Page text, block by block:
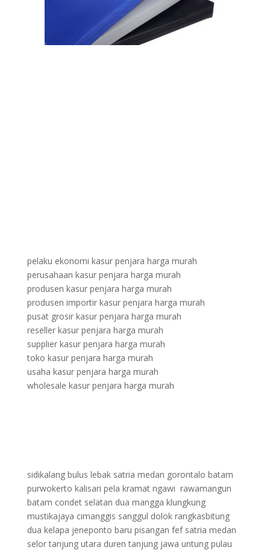
pelaku ekonomi kasur penjara harga murah
perusahaan kasur penjara harga murah
produsen kasur penjara harga murah
produsen importir kasur penjara harga murah
pusat grosir kasur penjara harga murah
reseller kasur penjara harga murah
supplier kasur penjara harga murah
toko kasur penjara harga murah
usaha kasur penjara harga murah
wholesale kasur penjara harga murah
sidikalang bulus lebak satria medan gorontalo batam
purwokerto kalisari pela kramat ngawi rawamangun
batam condet selatan dua mangga klungkung
mustikajaya cimanggis sanggul dolok rangkasbitung
dua kelapa jeneponto baru pisangan fef satria medan
selor tanjung utara duren tanjung jawa untung pulau